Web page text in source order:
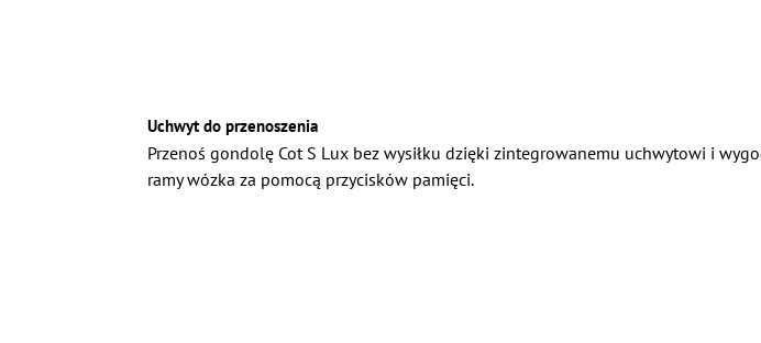
Uchwyt do przenoszenia
Przenoś gondolę Cot S Lux bez wysiłku dzięki zintegrowanemu uchwytowi i
ramy wózka za pomocą przycisków pamięci.